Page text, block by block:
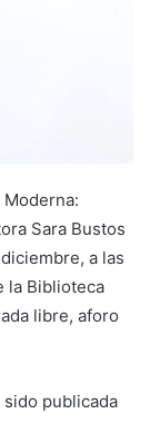
Moderna:
Sara Bustos
a las
la Biblioteca
libre, aforo
sido publicada